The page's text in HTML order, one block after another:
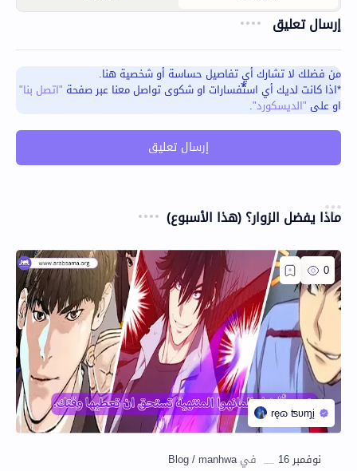
إرسال تعليق
من فضلك لا تشارك أي تفاصيل حساسة أو شخصية هنا.
*اذا كانت لديك أي استفسارات او شكوى تواصل معنا عبر صفحة "اتصل بنا"
او على "الديسكورد".
إرسال تعليق
ماذا يفضل الزوار؟ (هذا الأسبوع)